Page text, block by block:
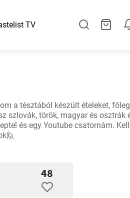
TV
a tésztából készült ételeket,
szlovák, török, magyar és osztrák
és egy Youtube csatornám.
48